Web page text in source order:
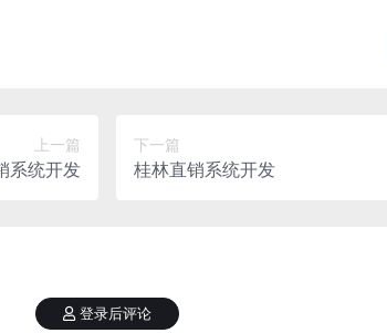
上一篇
系统开发
下一篇
桂林直销系统开发
登录后评论